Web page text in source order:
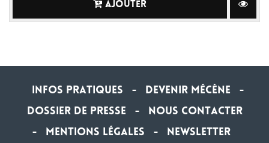
AJOUTER
Infos Pratiques - Devenir Mécène -
Dossier de Presse - Nous contacter
- Mentions légales - newsletter